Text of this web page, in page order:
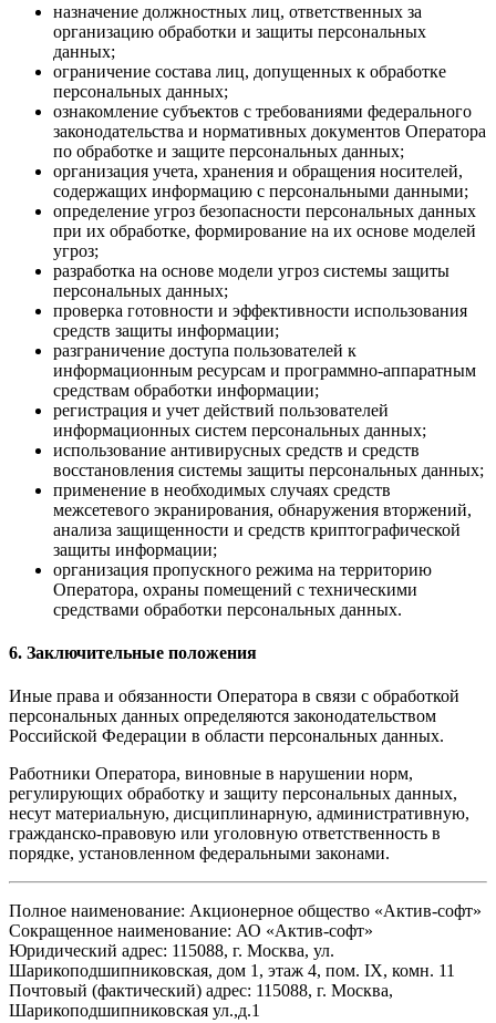
назначение должностных лиц, ответственных за
организацию обработки и защиты персональных
данных;
ограничение состава лиц, допущенных к обработке
персональных данных;
ознакомление субъектов с требованиями федерального
законодательства и нормативных документов Оператора
по обработке и защите персональных данных;
организация учета, хранения и обращения носителей,
содержащих информацию с персональными данными;
определение угроз безопасности персональных данных
при их обработке, формирование на их основе моделей
угроз;
разработка на основе модели угроз системы защиты
персональных данных;
проверка готовности и эффективности использования
средств защиты информации;
разграничение доступа пользователей к
информационным ресурсам и программно-аппаратным
средствам обработки информации;
регистрация и учет действий пользователей
информационных систем персональных данных;
использование антивирусных средств и средств
восстановления системы защиты персональных данных;
применение в необходимых случаях средств
межсетевого экранирования, обнаружения вторжений,
анализа защищенности и средств криптографической
защиты информации;
организация пропускного режима на территорию
Оператора, охраны помещений с техническими
средствами обработки персональных данных.
6. Заключительные положения
Иные права и обязанности Оператора в связи с обработкой
персональных данных определяются законодательством
Российской Федерации в области персональных данных.
Работники Оператора, виновные в нарушении норм,
регулирующих обработку и защиту персональных данных,
несут материальную, дисциплинарную, административную,
гражданско-правовую или уголовную ответственность в
порядке, установленном федеральными законами.
Полное наименование: Акционерное общество «Актив-софт»
Сокращенное наименование: АО «Актив-софт»
Юридический адрес: 115088, г. Москва, ул.
Шарикоподшипниковская, дом 1, этаж 4, пом. IX, комн. 11
Почтовый (фактический) адрес: 115088, г. Москва,
Шарикоподшипниковская ул.,д.1